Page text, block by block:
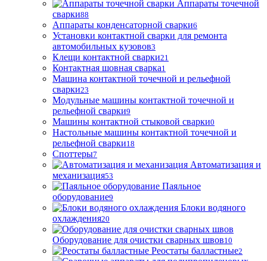
Аппараты точечной
сварки88
Аппараты конденсаторной сварки6
Установки контактной сварки для ремонта
автомобильных кузовов3
Клещи контактной сварки21
Контактная шовная сварка1
Машина контактной точечной и рельефной
сварки23
Модульные машины контактной точечной и
рельефной сварки9
Машины контактной стыковой сварки0
Настольные машины контактной точечной и
рельефной сварки18
Споттеры7
Автоматизация и
механизация53
Паяльное
оборудование9
Блоки водяного
охлаждения20
Оборудование для очистки сварных швов10
Реостаты балластные2